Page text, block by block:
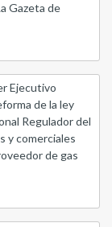
Gazeta de
Ejecutivo
de la ley
Regulador del
y comerciales
de gas